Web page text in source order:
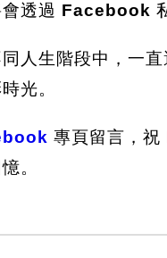
透過 Facebook
人生階段中，一直
光。
專頁留言，祝
。